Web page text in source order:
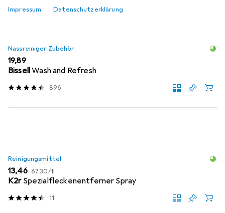
Impressum Datenschutzerklärung
Nassreiniger Zubehör
EUR
19,89
BissellWash and Refresh
896
Reinigungsmittel
EUR
13,46 EUR
67,30/1l
K2r Spezialfleckenentferner Spray
11